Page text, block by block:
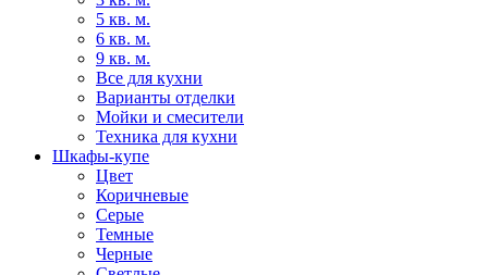
5 кв. м.
6 кв. м.
9 кв. м.
Все для кухни
Варианты отделки
Мойки и смесители
Техника для кухни
Шкафы-купе
Цвет
Коричневые
Серые
Темные
Черные